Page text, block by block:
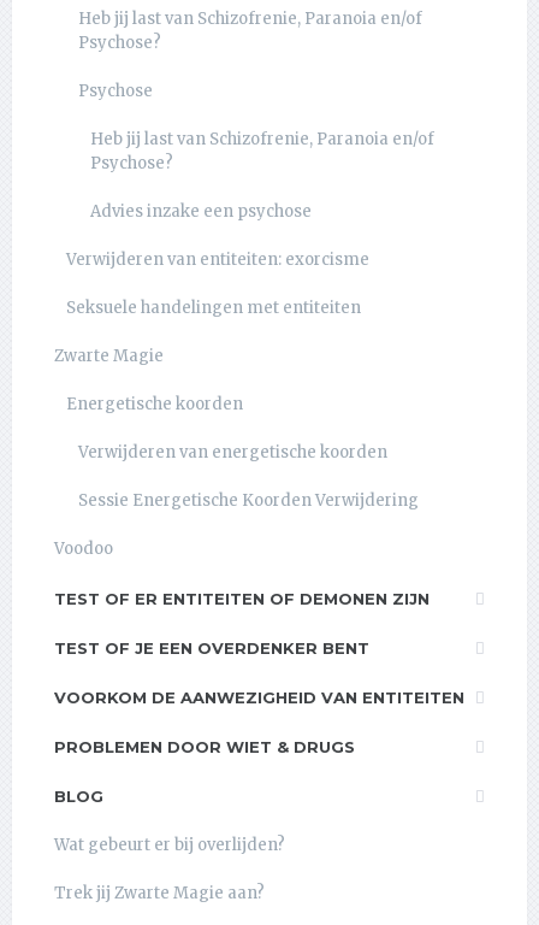
Heb jij last van Schizofrenie, Paranoia en/of
Psychose?
Psychose
Heb jij last van Schizofrenie, Paranoia en/of
Psychose?
Advies inzake een psychose
Verwijderen van entiteiten: exorcisme
Seksuele handelingen met entiteiten
Zwarte Magie
Energetische koorden
Verwijderen van energetische koorden
Sessie Energetische Koorden Verwijdering
Voodoo
TEST OF ER ENTITEITEN OF DEMONEN ZIJN
TEST OF JE EEN OVERDENKER BENT
VOORKOM DE AANWEZIGHEID VAN ENTITEITEN
PROBLEMEN DOOR WIET & DRUGS
BLOG
Wat gebeurt er bij overlijden?
Trek jij Zwarte Magie aan?